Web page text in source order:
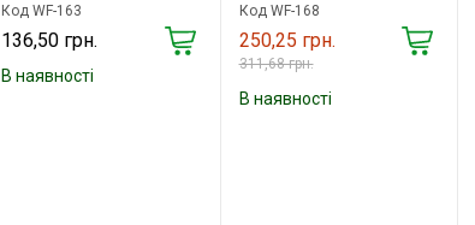
Код WF-163
136,50 грн.
В наявності
Код WF-168
250,25 грн.
311,68 грн.
В наявності